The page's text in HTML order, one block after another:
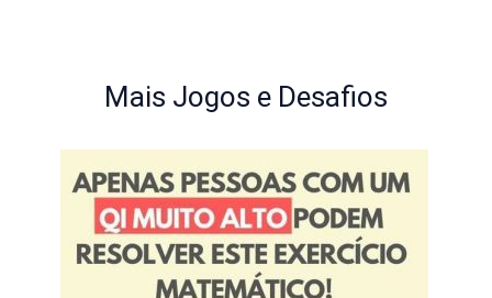
Mais Jogos e Desafios